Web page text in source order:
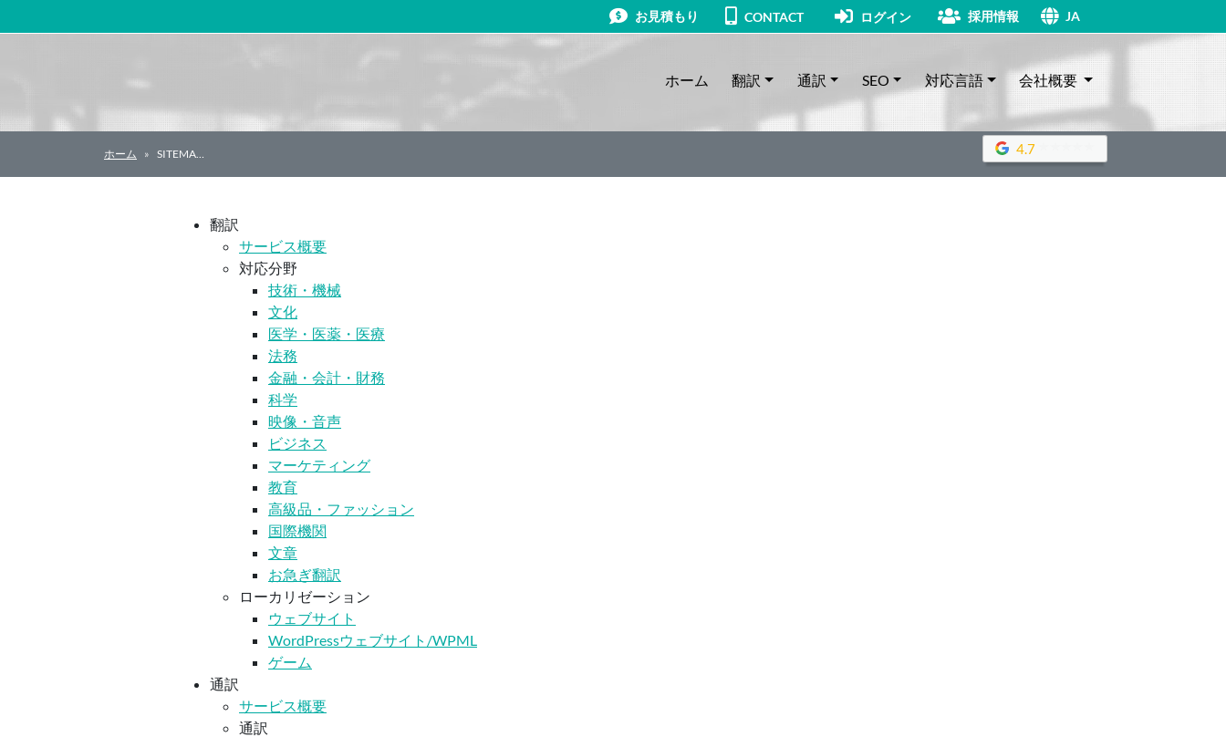
お見積もり CONTACT ログイン 採用情報 JA
メインナビゲーション ホーム 翻訳 通訳 SEO 対応言語 会社概要
ホーム SITEMA… 4.7
翻訳
サービス概要
対応分野
技術・機械
文化
医学・医薬・医療
法務
金融・会計・財務
科学
映像・音声
ビジネス
マーケティング
教育
高級品・ファッション
国際機関
文章
お急ぎ翻訳
ローカリゼーション
ウェブサイト
WordPressウェブサイト/WPML
ゲーム
通訳
サービス概要
通訳